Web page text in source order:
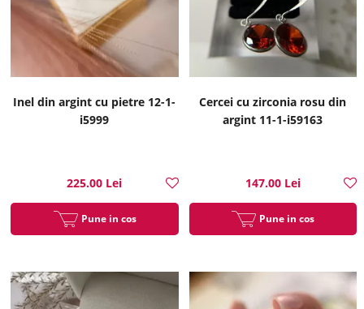
Inel din argint cu pietre 12-1-
i5999
225.00 Lei
Pune in cos
Cercei cu zirconia rosu din
argint 11-1-i59163
147.00 Lei
Pune in cos